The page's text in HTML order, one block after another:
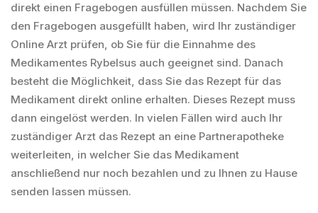
direkt einen Fragebogen ausfüllen müssen. Nachdem Sie
den Fragebogen ausgefüllt haben, wird Ihr zuständiger
Online Arzt prüfen, ob Sie für die Einnahme des
Medikamentes Rybelsus auch geeignet sind. Danach
besteht die Möglichkeit, dass Sie das Rezept für das
Medikament direkt online erhalten. Dieses Rezept muss
dann eingelöst werden. In vielen Fällen wird auch Ihr
zuständiger Arzt das Rezept an eine Partnerapotheke
weiterleiten, in welcher Sie das Medikament
anschließend nur noch bezahlen und zu Ihnen zu Hause
senden lassen müssen.